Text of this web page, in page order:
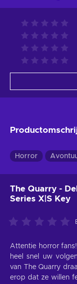
Horror
The Quarry -
Series X|S Key
Attentie horror
heel snel uw
van The Quarry
erop dat ze willen